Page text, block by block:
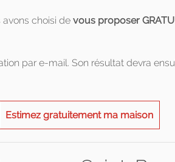
choisi de vous proposer
par e-mail. Son résultat devra
Estimez gratuitement ma maison